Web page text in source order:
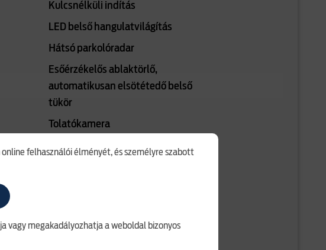
Kulcsnélküli indítás
LED belső hangulatvilágítás
Hátsó parkolóradar
Esőérzékelős ablaktörlő,
automatikusan elsötétedő belső
tükör
Tolatókamera
Defektjavító szett
felhasználói élményét, és személyre szabott
vagy megakadályozhatja a weboldal bizonyos